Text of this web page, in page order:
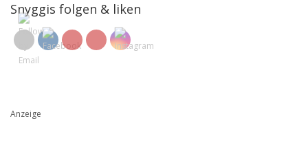
Snyggis folgen & liken
Anzeige